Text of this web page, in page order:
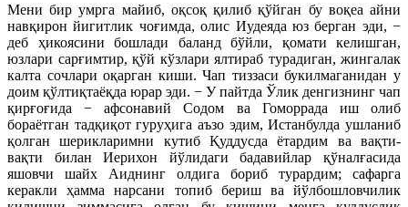
Мени бир умрга майиб, оқсоқ қилиб қўйган бу воқеа айни
навқирон йигитлик чоғимда, олис Иудеяда юз берган эди, −
деб ҳикоясини бошлади баланд бўйли, қомати келишган,
юзлари сарғимтир, қўй кўзлари ялтираб турадиган, жингалак
калта сочлари оқарган киши. Чап тиззаси букилмаганидан у
доим қўлтиқтаёқда юрар эди. − У пайтда Ўлик денгизнинг чап
қирғоғида − афсонавий Содом ва Гоморрада иш олиб
бораётган тадқиқот гуруҳига аъзо эдим, Истанбулда ушланиб
қолган шерикларимни кутиб Қуддусда ётардим ва вақти-
вақти билан Иерихон йўлидаги бадавийлар қўналғасида
яшовчи шайх Аиднинг олдига бориб турардим; сафарга
керакли ҳамма нарсани топиб бериш ва йўлбошловчилик